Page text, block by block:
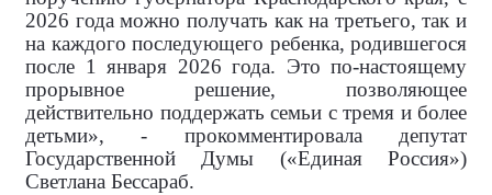
2026 года можно получать как на третьего, так и
на каждого последующего ребенка, родившегося
после 1 января 2026 года. Это по-настоящему
прорывное решение, позволяющее
действительно поддержать семьи с тремя и более
детьми», - прокомментировала депутат
Государственной Думы («Единая Россия»)
Светлана Бессараб.